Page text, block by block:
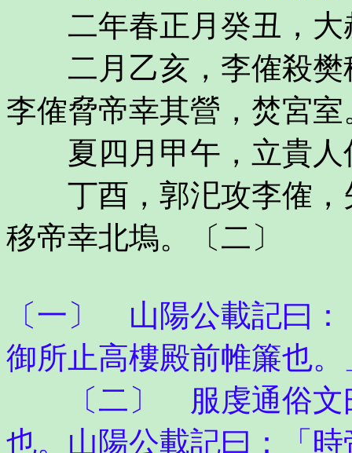
二年春正月癸丑，大
二月乙亥，李傕殺樊
李傕脅帝幸其營，焚宮室
夏四月甲午，立貴人
丁酉，郭汜攻李傕，
移帝幸北塢。〔二〕
〔一〕 山陽公載記曰
御所止高樓殿前帷簾也。
〔二〕 服虔通俗文曰
也。山陽公載記曰：「